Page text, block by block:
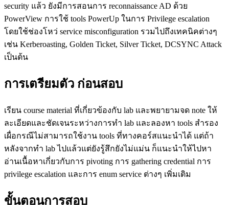
security แล้ว ยังมีการสอนการ reconnaissance AD ด้วย
PowerView การใช้ tools PowerUp ในการ Privilege escalation
โดยใช้ช่องโหว่ service misconfiguration รวมไปถึงเทคนิคต่างๆ
เช่น Kerberoasting, Golden Ticket, Silver Ticket, DCSYNC Attack
เป็นต้น
การเตรียมตัว ก่อนสอบ
เรียน course material ที่เกี่ยวข้องกับ lab และพยายามจด note ให้
ละเอียดและชัดเจนระหว่างการทำ lab และลองหา tools สำรอง
เผื่อกรณีไม่สามารถใช้งาน tools ที่ทางคอร์สแนะนำได้ แต่ถ้า
หลังจากทำ lab ไปแล้วแต่ยังรู้สึกยังไม่แม่น ก็แนะนำให้ไปหา
อ่านเนื้อหาเกี่ยวกับการ pivoting การ gathering credential การ
privilege escalation และการ enum service ต่างๆ เพิ่มเติม
ขั้นตอนการสอบ